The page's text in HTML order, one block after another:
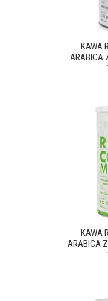
KAWA
ARABICA
KAWA
ARABICA